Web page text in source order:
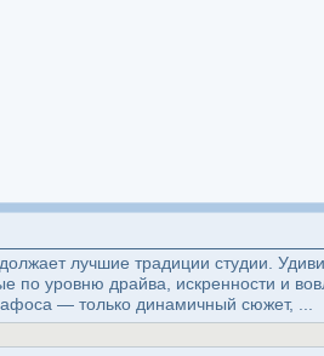
лучшие традиции студии.
уровню драйва, искренности и
— только динамичный сюжет, ...